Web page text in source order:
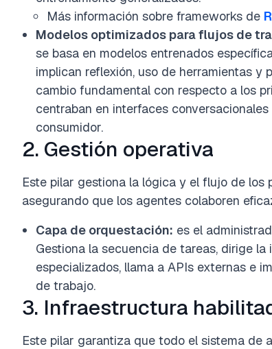
Más información sobre frameworks de
Modelos optimizados para flujos de
se basa en modelos entrenados
implican reflexión, uso de herramientas y
cambio fundamental con respecto a los
centraban en interfaces
consumidor.
2. Gestión operativa
Este pilar gestiona la lógica y el flujo de los
asegurando que los agentes colaboren
Capa de orquestación: es el
Gestiona la secuencia de tareas, dirige
especializados, llama a APIs externas e
de trabajo.
3. Infraestructura
Este pilar garantiza que todo el sistema de